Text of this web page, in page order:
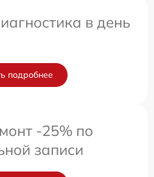
в день
подробнее
-25% по
записи